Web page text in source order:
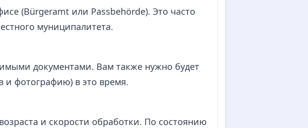
(Bürgeramt или Passbehörde). Это часто
муниципалитета.
документами. Вам также нужно будет
и фотографию) в это время.
и скорости обработки. По состоянию